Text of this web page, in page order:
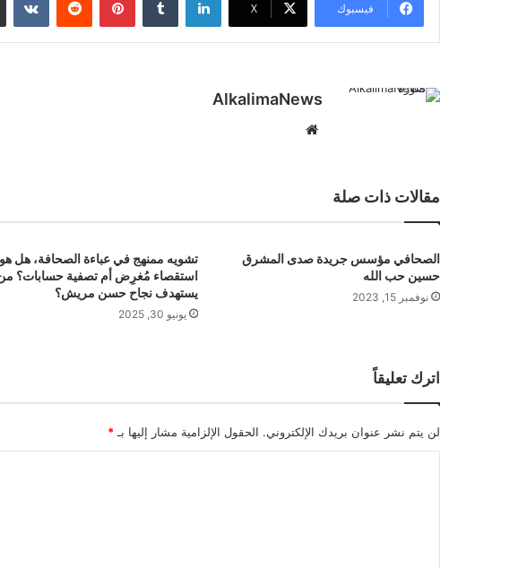
فيسبوك ‫X
AlkalimaNews
مقالات ذات صلة
الصحافي مؤسس جريدة صدى المشرق
حسين حب الله
نوفمبر 15, 2023
تشويه ممنهج في عباءة الصحافة، هل هو
استقصاء مُغرِض أم تصفية حسابات؟
يستهدف نجاح حسن مريش؟
يونيو 30, 2025
اترك تعليقاً
لن يتم نشر عنوان بريدك الإلكتروني. الحقول الإلزامية مشار إليها بـ *